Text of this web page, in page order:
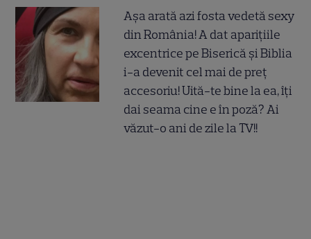
Așa arată azi fosta vedetă sexy
din România! A dat aparițiile
excentrice pe Biserică și Biblia
i-a devenit cel mai de preț
accesoriu! Uită-te bine la ea, îți
dai seama cine e în poză? Ai
văzut-o ani de zile la TV!!